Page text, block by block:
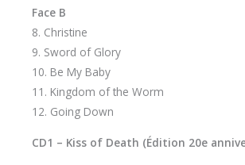
Face B
8. Christine
9. Sword of Glory
10. Be My Baby
11. Kingdom of the Worm
12. Going Down
CD1 – Kiss of Death (Édition 20e